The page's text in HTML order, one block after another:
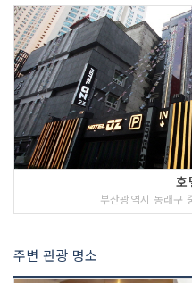
호
부산광역시 동래구
주변 관광 명소